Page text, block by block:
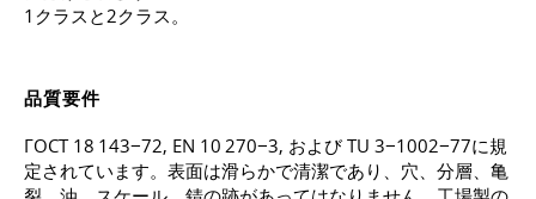
1クラスと2クラス。
品質要件
ГОСТ 18 143−72, EN 10 270−3, および TU 3−1002−77に規
定されています。表面は滑らかで清潔であり、穴、分層、亀